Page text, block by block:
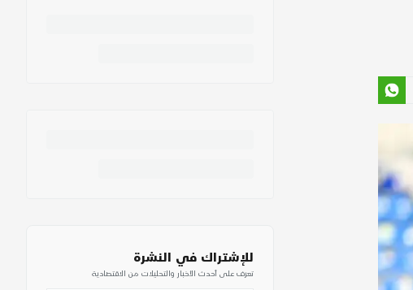
للإشتراك في النشرة
تعرف على أحدث الأخبار والتحليلات من الاقتصادية